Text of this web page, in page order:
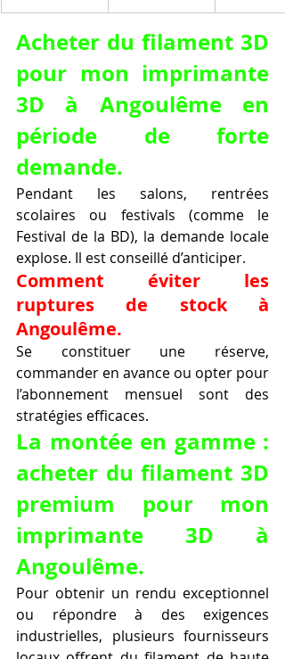
Acheter du filament 3D
pour mon imprimante
3D à Angoulême en
période de forte
demande.
Pendant les salons, rentrées
scolaires ou festivals (comme le
Festival de la BD), la demande locale
explose. Il est conseillé d’anticiper.
Comment éviter les
ruptures de stock à
Angoulême.
Se constituer une réserve,
commander en avance ou opter pour
l’abonnement mensuel sont des
stratégies efficaces.
La montée en gamme :
acheter du filament 3D
premium pour mon
imprimante 3D à
Angoulême.
Pour obtenir un rendu exceptionnel
ou répondre à des exigences
industrielles, plusieurs fournisseurs